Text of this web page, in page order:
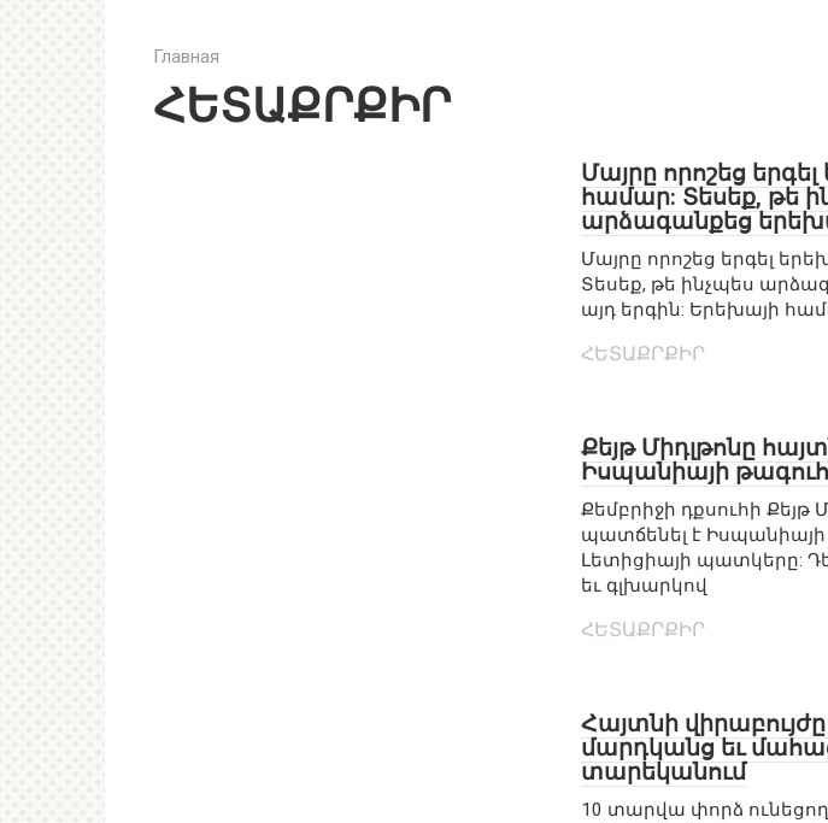
Главная
ՀԵՏԱՔՐՔԻՐ
Մայրը որոշեց
համար: Տեսեք, թե
արձագանքեց
Մայրը որոշեց երգել
Տեսեք, թե ինչպես
այդ երգին: Երեխայի
ՀԵՏԱՔՐՔԻՐ
Քեյթ Միդլթոնը
Իսպանիայի
Քեմբրիջի դքսուհի Քեյթ
պատճենել է Իսպանիայի
Լետիցիայի պատկերը:
եւ գլխարկով
ՀԵՏԱՔՐՔԻՐ
Հայտնի
մարդկանց եւ
տարեկանում
10 տարվա փորձ